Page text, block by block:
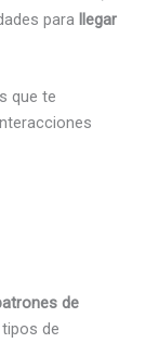
para llegar
que te
de
de